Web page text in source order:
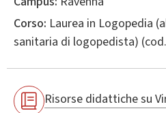
Corso: Laurea in Logopedia
sanitaria di logopedista)
Risorse didattiche su